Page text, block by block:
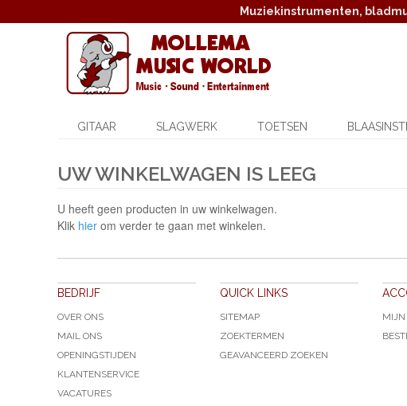
Muziekinstrumenten,
GITAAR SLAGWERK TOETSEN
UW WINKELWAGEN IS LEEG
U heeft geen producten in uw winkelwagen.
Klik hier om verder te gaan met winkelen.
BEDRIJF
OVER ONS
MAIL ONS
OPENINGSTIJDEN
KLANTENSERVICE
VACATURES
QUICK LINKS
SITEMAP
ZOEKTERMEN
GEAVANCEERD ZOEKEN
MIJN